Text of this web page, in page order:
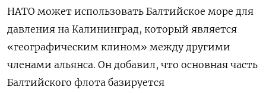
НАТО может использовать Балтийское море для
давления на Калининград, который является
«географическим клином» между другими
членами альянса. Он добавил, что основная часть
Балтийского флота базируется